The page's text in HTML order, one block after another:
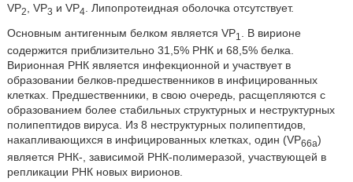
VP2, VP3 и VP4. Липопротеидная оболочка отсутствует.
Основным антигенным белком является VP1
. В вирионе
содержится приблизительно 31,5% РНК и 68,5% белка.
Вирионная РНК является инфекционной и участвует в
образовании белков-предшественников в инфицированных
клетках. Предшественники, в свою очередь, расщепляются с
образованием более стабильных структурных и неструктурных
полипептидов вируса. Из 8 неструктурных полипептидов,
накапливающихся в инфицированных клетках, один (VР66а)
является РНК-, зависимой РНК-полимеразой, участвующей в
репликации РНК новых вирионов.